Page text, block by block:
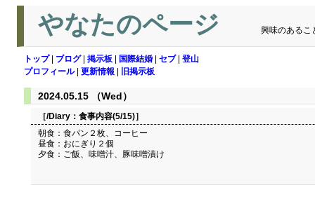
やなたのページ 興味のあるこ
トップ| ブログ| 掲示板 国際結婚 セブ| 登山
プロフィール| 更新情報 旧掲示板
2024.05.15 （Wed）
［/Diary： 食事内容(5/15)］
朝食：食パン２枚、コーヒー
昼食：おにぎり２個
夕食：ご飯、味噌汁、豚味噌漬け